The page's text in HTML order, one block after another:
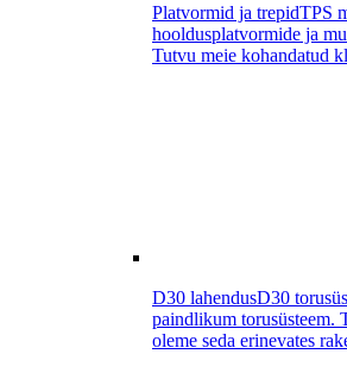
Platvormid ja trepidTPS
hooldusplatvormide ja
Tutvu meie kohandatud
D30 lahendusD30
paindlikum torusüsteem.
oleme seda erinevates